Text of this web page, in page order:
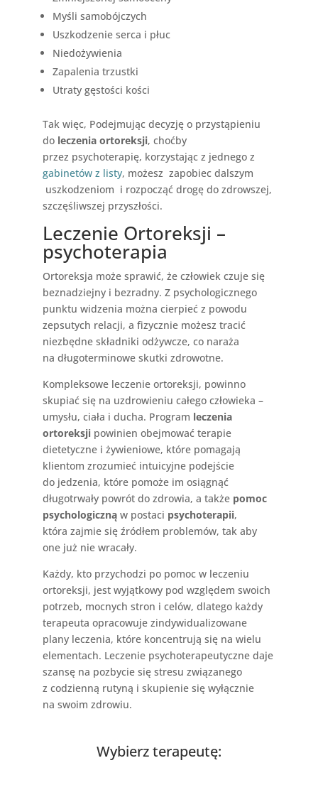
Myśli samobójczych
Uszkodzenie serca i płuc
Niedożywienia
Zapalenia trzustki
Utraty gęstości kości
Tak więc, Podejmując decyzję o przystąpieniu
do leczenia ortoreksji, choćby
przez psychoterapię, korzystając z jednego z
gabinetów z listy, możesz zapobiec dalszym
uszkodzeniom i rozpocząć drogę do zdrowszej,
szczęśliwszej przyszłości.
Leczenie Ortoreksji –
psychoterapia
Ortoreksja może sprawić, że człowiek czuje się
beznadziejny i bezradny. Z psychologicznego
punktu widzenia można cierpieć z powodu
zepsutych relacji, a fizycznie możesz tracić
niezbędne składniki odżywcze, co naraża
na długoterminowe skutki zdrowotne.
Kompleksowe leczenie ortoreksji, powinno
skupiać się na uzdrowieniu całego człowieka –
umysłu, ciała i ducha. Program leczenia
ortoreksjipowinien obejmować terapie
dietetyczne i żywieniowe, które pomagają
klientom zrozumieć intuicyjne podejście
do jedzenia, które pomoże im osiągnąć
długotrwały powrót do zdrowia, a także pomoc
psychologicznąw postaci psychoterapii,
która zajmie się źródłem problemów, tak aby
one już nie wracały.
Każdy, kto przychodzi po pomoc w leczeniu
ortoreksji, jest wyjątkowy pod względem swoich
potrzeb, mocnych stron i celów, dlatego każdy
terapeuta opracowuje zindywidualizowane
plany leczenia, które koncentrują się na wielu
elementach. Leczenie psychoterapeutyczne daje
szansę na pozbycie się stresu związanego
z codzienną rutyną i skupienie się wyłącznie
na swoim zdrowiu.
Wybierz terapeutę: